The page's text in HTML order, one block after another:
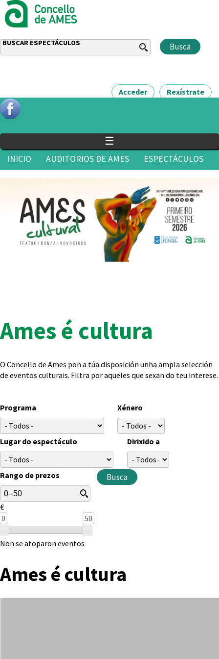
BUSCAR ESPECTÁCULOS
Acceder Rexístrate
☰
INICIO AUDITORIOS DE AMES
ESPECTÁCULOS
ÁREA DE CULTURA
NOVAS CONTACTO
Ames é cultura
O Concello de Ames pon a túa disposición unha ampla selección
de eventos culturais. Filtra por aqueles que sexan do teu interese.
Programa Xénero
Lugar do espectáculo Dirixido a
Rango de prezos
€
0
50
Non se atoparon eventos
Ames é cultura